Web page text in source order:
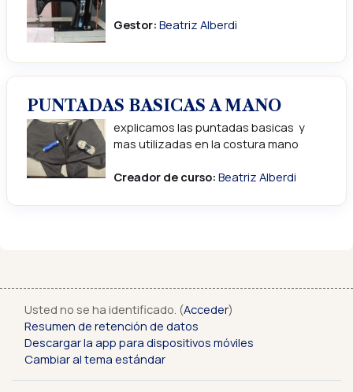
Gestor: Beatriz Alberdi
PUNTADAS BASICAS A MANO
explicamos las puntadas basicas y
mas utilizadas en la costura mano
Creador de curso: Beatriz Alberdi
Usted no se ha identificado. (Acceder)
Resumen de retención de datos
Descargar la app para dispositivos móviles
Cambiar al tema estándar